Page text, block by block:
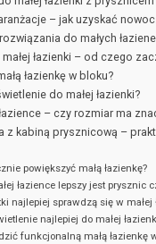
– jak uzyskać
do małych
łazienki – od czego
łazienkę w bloku?
do małej łazienki?
łazience – czy rozmiar ma
z kabiną prysznicową –
powiększyć małą łazienkę?
łazience lepszy jest prysznic
najlepiej sprawdzą się w małej
najlepiej do małej
funkcjonalną małą łazienkę